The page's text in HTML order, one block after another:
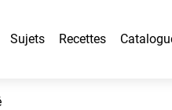
Sujets Recettes